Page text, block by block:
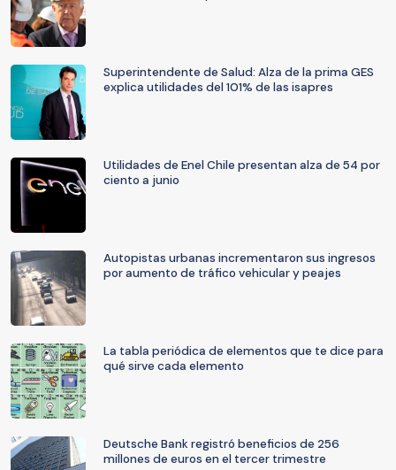
Superintendente de Salud: Alza de la prima GES
explica utilidades del 101% de las isapres
Utilidades de Enel Chile presentan alza de 54 por
ciento a junio
Autopistas urbanas incrementaron sus ingresos
por aumento de tráfico vehicular y peajes
La tabla periódica de elementos que te dice para
qué sirve cada elemento
Deutsche Bank registró beneficios de 256
millones de euros en el tercer trimestre